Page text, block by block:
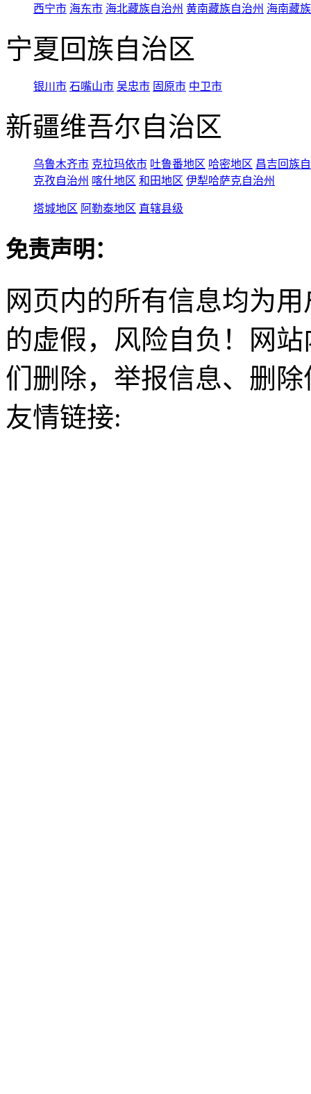
西宁市 海东市 海北藏族自治州 黄南藏族自治州 海南藏
宁夏回族自治区
银川市 石嘴山市 吴忠市 固原市 中卫市
新疆维吾尔自治区
乌鲁木齐市 克拉玛依市 吐鲁番地区 哈密地区 昌吉回族
克孜自治州 喀什地区 和田地区 伊犁哈萨克自治州
塔城地区 阿勒泰地区 直辖县级
免责声明：
网页内的所有信息均为
的虚假，风险自负！网
们删除，举报信息、删
友情链接: